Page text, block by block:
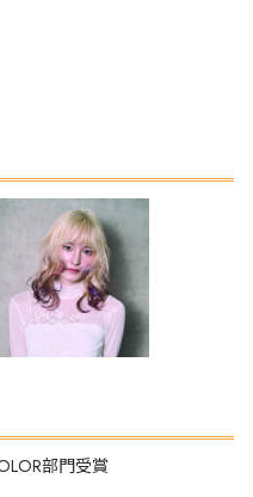
部門受賞